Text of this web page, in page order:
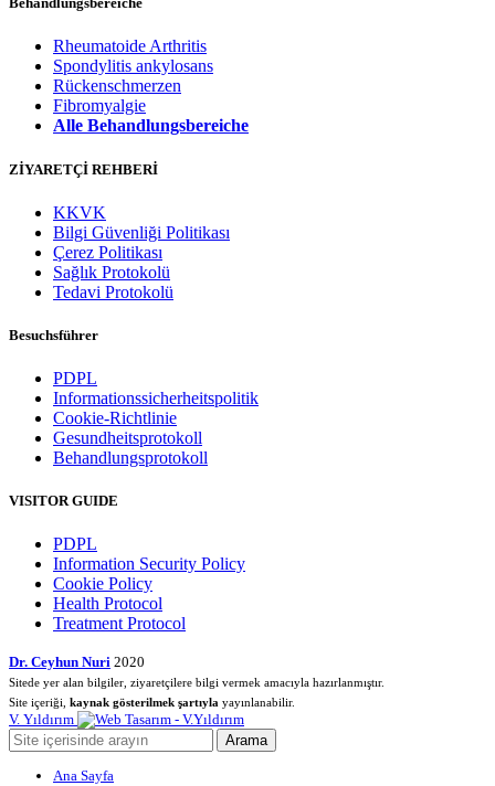
Rheumatoide Arthritis
Spondylitis ankylosans
Rückenschmerzen
Fibromyalgie
Alle Behandlungsbereiche
ZİYARETÇİ REHBERİ
KKVK
Bilgi Güvenliği Politikası
Çerez Politikası
Sağlık Protokolü
Tedavi Protokolü
Besuchsführer
PDPL
Informationssicherheitspolitik
Cookie-Richtlinie
Gesundheitsprotokoll
Behandlungsprotokoll
VISITOR GUIDE
PDPL
Information Security Policy
Cookie Policy
Health Protocol
Treatment Protocol
Dr. Ceyhun Nuri 2020
Sitede yer alan bilgiler, ziyaretçilere bilgi vermek amacıyla hazırlanmıştır.
Site içeriği, kaynak gösterilmek şartıyla yayınlanabilir.
V. Yıldırım
Arama
Ana Sayfa